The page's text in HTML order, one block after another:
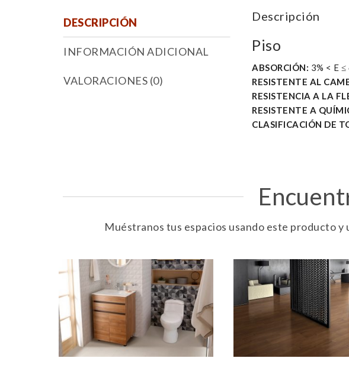
DESCRIPCIÓN
INFORMACIÓN ADICIONAL
VALORACIONES (0)
Descripción
Piso
ABSORCIÓN: 3% < E ≤
RESISTENTE AL
RESISTENCIA A LA
RESISTENTE A
CLASIFICACIÓN DE
Muéstranos tus espacios usando este producto y